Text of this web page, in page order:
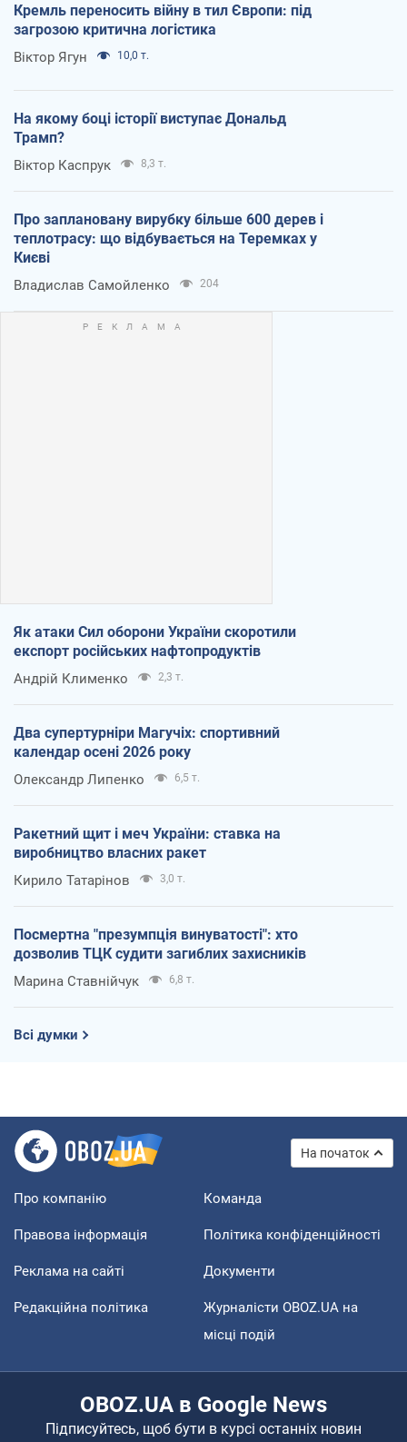
Кремль переносить війну в тил Європи: під
загрозою критична логістика
Віктор Ягун 10,0 т.
На якому боці історії виступає Дональд
Трамп?
Віктор Каспрук 8,3 т.
Про заплановану вирубку більше 600 дерев і
теплотрасу: що відбувається на Теремках у
Києві
Владислав Самойленко 204
Як атаки Сил оборони України скоротили
експорт російських нафтопродуктів
Андрій Клименко 2,3 т.
Два супертурніри Магучіх: спортивний
календар осені 2026 року
Олександр Липенко 6,5 т.
Ракетний щит і меч України: ставка на
виробництво власних ракет
Кирило Татарінов 3,0 т.
Посмертна "презумпція винуватості": хто
дозволив ТЦК судити загиблих захисників
Марина Ставнійчук 6,8 т.
Всі думки
На початок
Про компанію Команда
Правова інформація Політика конфіденційності
Реклама на сайті Документи
Редакційна політика
Журналісти OBOZ.UA на
місці подій
OBOZ.UA в Google News
Підписуйтесь, щоб бути в курсі останніх новин